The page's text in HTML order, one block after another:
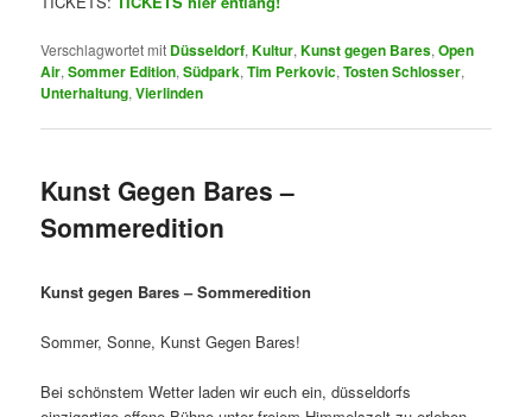
Verschlagwortet mit Düsseldorf,Kultur,Kunst gegen Bares,Open
Air,Sommer Edition,Südpark,Tim Perkovic,Tosten Schlosser,
Unterhaltung,Vierlinden
Kunst Gegen Bares –
Sommeredition
Kunst gegen Bares – Sommeredition
Sommer, Sonne, Kunst Gegen Bares!
Bei schönstem Wetter laden wir euch ein, düsseldorfs